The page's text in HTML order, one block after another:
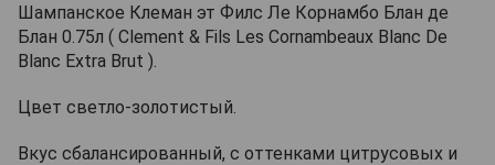
Шампанское Клеман эт Филс Ле Корнамбо Блан де
Блан 0.75л ( Clement & Fils Les Cornambeaux Blanc De
Blanc Extra Brut ).
Цвет светло-золотистый.
Вкус сбалансированный, с оттенками цитрусовых и